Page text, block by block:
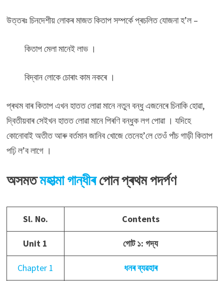
উত্তৰঃ চিনদেশীয় লোকৰ মাজত কিতাপ সম্পৰ্কে প্ৰচলিত যোজনা হ’ল –
কিতাপ মেলা মানেই লাভ ।
বিদ্বান লোকে চোৰাং কাম নকৰে ।
প্ৰথম বাৰ কিতাপ এখন হাতত লোৱা মানে নতুন বন্ধু এজনেৰে চিনাকি হোৱা,
দ্বিতীয়বাৰ সেইখন হাতত লোৱা মানে পিৰণি বন্ধুক লগ পোৱা । যদিহে
কোনোবাই অতীত আৰু বৰ্তমান জানিব খোজে তেনেহ’লে তেওঁ পাঁচ গাড়ী কিতাপ
পঢ়ি ল’ব লাগে ।
অসমতমহাত্মা গান্ধীৰপোন প্ৰথম পদৰ্পণ
Sl. No. Contents
Unit 1 গোট ১: গদ্য
Chapter 1 ধনৰ ব্যৱহাৰ